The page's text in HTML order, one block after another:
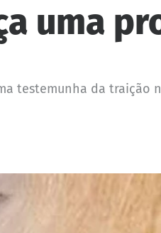
uma
testemunha da traição